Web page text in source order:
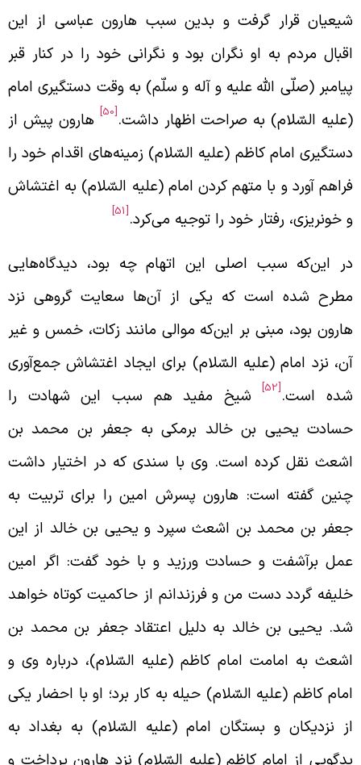
قرار گرفت و بدین سبب هارون عباسی از این
مردم به او نگران بود و نگرانی خود را در کنار قبر
(صلّی الله علیه و آله و سلّم) به وقت دستگیری امام
السّلام) به صراحت اظهار داشت.
هارون پیش از
امام کاظم (علیه السّلام) زمینه‌های اقدام خود را
آورد و با متهم کردن امام (علیه السّلام) به اغتشاش
خونریزی، رفتار خود را توجیه می‌کرد.
این‌که سبب اصلی این اتهام چه بود، دیدگاه‌هایی
شده است که یکی از آن‌ها سعایت گروهی نزد
بود، مبنی بر این‌که موالی مانند زکات، خمس و غیر
نزد امام (علیه السّلام) برای ایجاد اغتشاش جمع‌آوری
است.
شیخ مفید هم سبب این شهادت را
یحیی بن خالد برمکی به جعفر بن محمد بن
نقل کرده است. وی با سندی که در اختیار داشت
گفته است: هارون پسرش امین را برای تربیت به
بن محمد بن اشعث سپرد و یحیی بن خالد از این
برآشفت و حسادت ورزید و با خود گفت: اگر امین
گردد دست من و فرزندانم از حاکمیت کوتاه خواهد
یحیی بن خالد به دلیل اعتقاد جعفر بن محمد بن
به امامت امام کاظم (علیه السّلام)، درباره وی و
کاظم (علیه السّلام) حیله به کار برد؛ او با احضار یکی
نزدیکان و بستگان امام (علیه السّلام) به بغداد به
از امام کاظم (علیه السّلام) نزد هارون پرداخت و